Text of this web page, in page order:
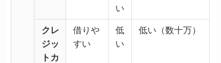
い
クレ
ジッ
トカ
借りや
すい
低
い
低い（数十万）